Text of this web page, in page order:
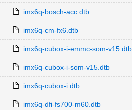
imx6q-bosch-acc.dtb
imx6q-cm-fx6.dtb
imx6q-cubox-i-emmc-som-v15.dtb
imx6q-cubox-i-som-v15.dtb
imx6q-cubox-i.dtb
imx6q-dfi-fs700-m60.dtb